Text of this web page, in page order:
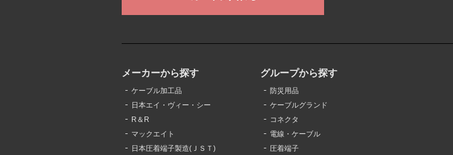
メーカーから探す
ケーブル加工品
日本エイ・ヴィー・シー
R＆R
マックエイト
日本圧着端子製造(ＪＳＴ)
グループから探す
防災用品
ケーブルグランド
コネクタ
電線・ケーブル
圧着端子